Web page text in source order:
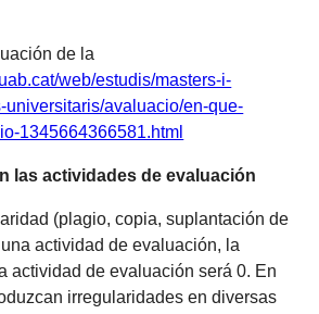
de la
web/estudis/masters-i-
universitaris/avaluacio/en-que-
1345664366581.html
las actividades de evaluación
(plagio, copia, suplantación de
actividad de evaluación, la
actividad de evaluación será 0. En
irregularidades en diversas